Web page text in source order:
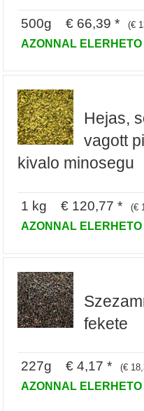
500g € 66,39 * (€
AZONNAL ELERHETO
Hejas,
vagott
kivalo minosegu
1 kg € 120,77 * (€
AZONNAL ELERHETO
fekete
227g € 4,17 * (€
AZONNAL ELERHETO